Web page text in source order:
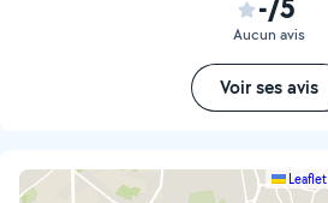
Aucun avis
Voir ses avis
Leaflet